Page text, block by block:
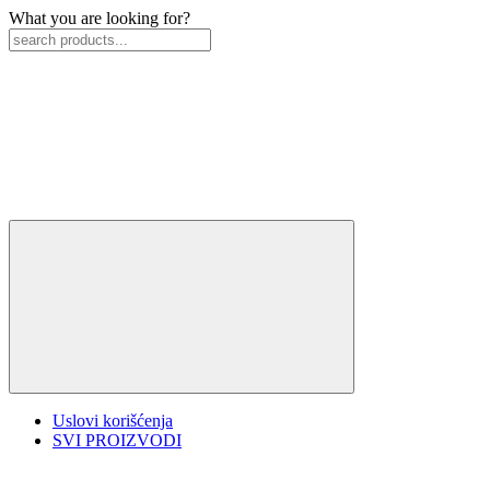
What you are looking for?
Uslovi korišćenja
SVI PROIZVODI